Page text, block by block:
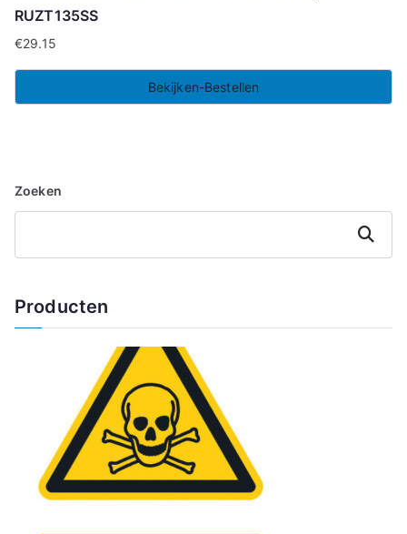
RUZT135SS
€29.15
Bekijken-Bestellen
Zoeken
Zoeken
Producten